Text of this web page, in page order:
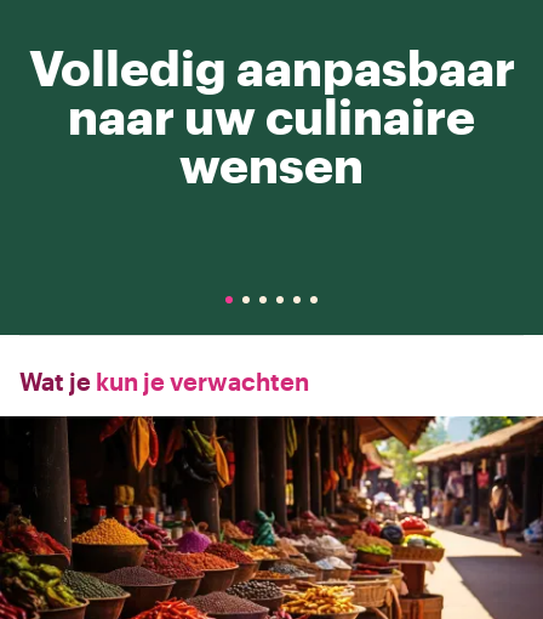
Volledig aanpasbaar
naar uw culinaire
wensen
Wat je kun je verwachten